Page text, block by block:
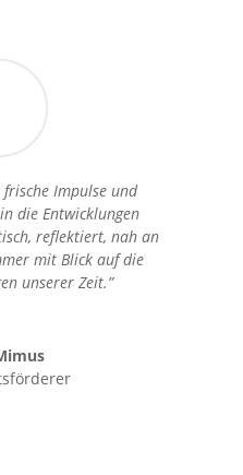
Impulse und
die Entwicklungen
reflektiert, nah an
mit Blick auf die
unserer Zeit.”